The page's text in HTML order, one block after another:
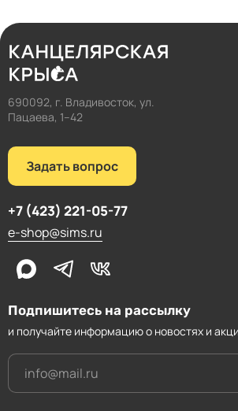
690092, г. Владивосток, ул.
Пацаева, 1–42
Подпишитесь на рассылку
и получайте информацию о новостях и
Задать вопрос
+7 (423) 221-05-77
e-shop@sims.ru